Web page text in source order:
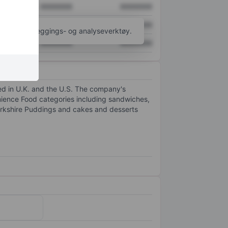
XXXXXXX XXXXXXX
flere kartleggings- og analyseverktøy.
in U.K. and the U.S. The company's
Food categories including sandwiches,
Puddings and cakes and desserts